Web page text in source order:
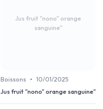
Jus fruit "nono" orange
sanguine"
Boissons • 10/01/2025
Jus fruit "nono" orange sanguine"